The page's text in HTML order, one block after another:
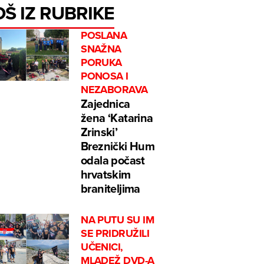
IZ RUBRIKE
POSLANA
SNAŽNA
PORUKA
PONOSA I
NEZABORAVA
Zajednica
žena ‘Katarina
Zrinski’
Breznički Hum
odala počast
hrvatskim
braniteljima
NA PUTU SU IM
SE PRIDRUŽILI
UČENICI,
MLADEŽ DVD-A